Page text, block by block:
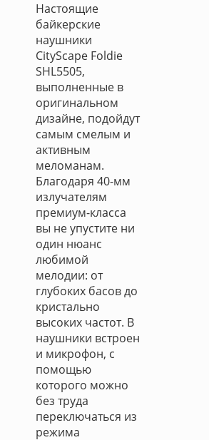
Настоящие
байкерские
наушники
CityScape Foldie
SHL5505,
выполненные в
оригинальном
дизайне, подойдут
самым смелым и
активным
меломанам.
Благодаря 40-мм
излучателям
премиум-класса
вы не упустите ни
один нюанс
любимой
мелодии: от
глубоких басов до
кристально
высоких частот. В
наушники встроен
и микрофон, с
помощью
которого можно
без труда
переключаться из
режима